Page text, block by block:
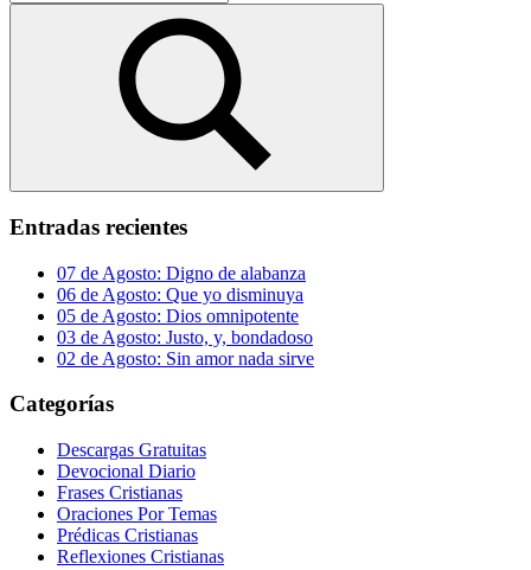
Buscar
Entradas recientes
07 de Agosto: Digno de alabanza
06 de Agosto: Que yo disminuya
05 de Agosto: Dios omnipotente
03 de Agosto: Justo, y, bondadoso
02 de Agosto: Sin amor nada sirve
Categorías
Descargas Gratuitas
Devocional Diario
Frases Cristianas
Oraciones Por Temas
Prédicas Cristianas
Reflexiones Cristianas